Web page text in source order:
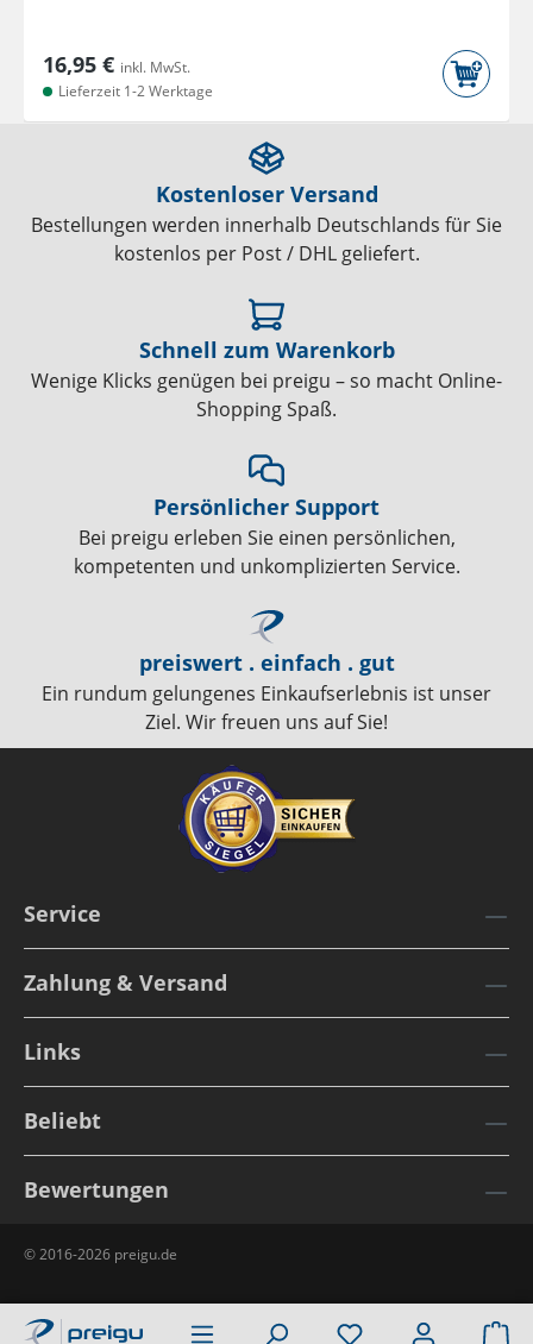
16,95 € inkl. MwSt.
Lieferzeit 1-2 Werktage
Kostenloser Versand
Bestellungen werden innerhalb Deutschlands für Sie
kostenlos per Post / DHL geliefert.
Schnell zum Warenkorb
Wenige Klicks genügen bei preigu – so macht Online-
Shopping Spaß.
Persönlicher Support
Bei preigu erleben Sie einen persönlichen,
kompetenten und unkomplizierten Service.
preiswert . einfach . gut
Ein rundum gelungenes Einkaufserlebnis ist unser
Ziel. Wir freuen uns auf Sie!
Service
Zahlung & Versand
Links
Beliebt
Bewertungen
© 2016-2026 preigu.de